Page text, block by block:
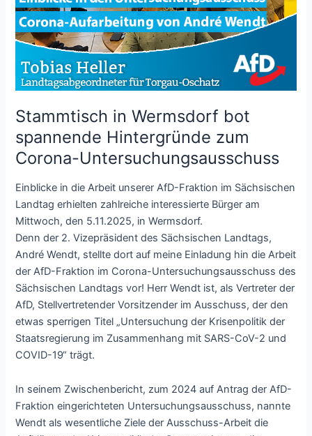
Stammtisch in Wermsdorf bot
spannende Hintergründe zum
Corona-Untersuchungsausschuss
Einblicke in die Arbeit unserer AfD-Fraktion im Sächsischen
Landtag erhielten zahlreiche interessierte Bürger am
Mittwoch, den 5.11.2025, in Wermsdorf.
Denn der 2. Vizepräsident des Sächsischen Landtags,
André Wendt, stellte dort auf meine Einladung hin die Arbeit
der AfD-Fraktion im Corona-Untersuchungsausschuss des
Sächsischen Landtags vor! Herr Wendt ist, als Vertreter der
AfD, Stellvertretender Vorsitzender im Ausschuss, der den
etwas sperrigen Titel „Untersuchung der Krisenpolitik der
Staatsregierung im Zusammenhang mit SARS-CoV-2 und
COVID-19“ trägt.
In seinem Zwischenbericht, zum 2024 auf Antrag der AfD-
Fraktion eingerichteten Untersuchungsausschuss, nannte
Wendt als wesentliche Ziele der Ausschuss-Arbeit die